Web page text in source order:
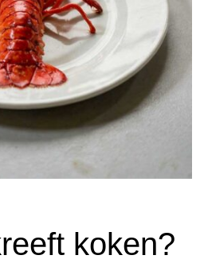
koken?